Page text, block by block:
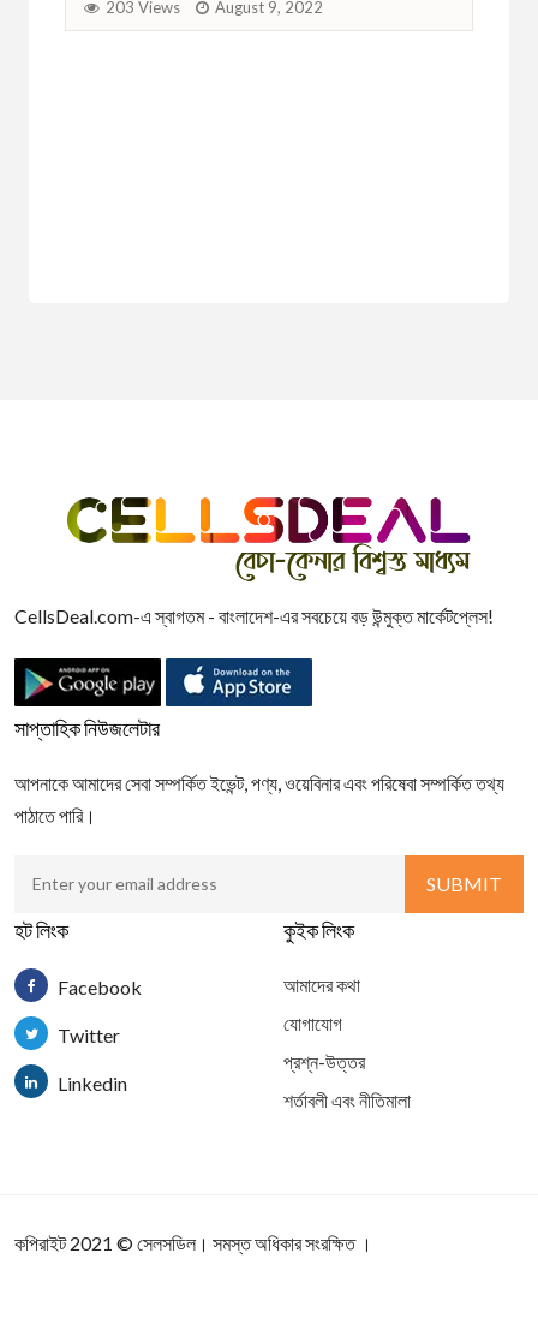
203 Views August 9, 2022
CellsDeal.com-এ স্বাগতম - বাংলাদেশ-এর সবচেয়ে বড় উন্মুক্ত মার্কেটপ্লেস!
সাপ্তাহিক নিউজলেটার
আপনাকে আমাদের সেবা সম্পর্কিত ইভেন্ট, পণ্য, ওয়েবিনার এবং পরিষেবা সম্পর্কিত তথ্য
পাঠাতে পারি।
হট লিংক
Facebook
Twitter
Linkedin
কুইক লিংক
আমাদের কথা
যোগাযোগ
প্রশ্ন-উত্তর
শর্তাবলী এবং নীতিমালা
কপিরাইট 2021 © সেলসডিল । সমস্ত অধিকার সংরক্ষিত ।